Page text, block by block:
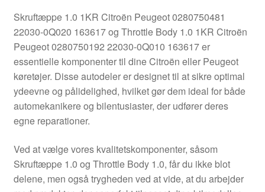
Klageprocedure
Kontakte
Kurv
Min Konto
Skruftæppe 1.0 1KR Citroën Peugeot 0280750481
22030-0Q020 163617 og Throttle Body 1.0 1KR Citroën
Peugeot 0280750192 22030-0Q010 163617 er
essentielle komponenter til dine Citroën eller Peugeot
køretøjer. Disse autodeler er designet til at sikre optimal
ydeevne og pålidelighed, hvilket gør dem ideal for både
automekanikere og bilentusiaster, der udfører deres
egne reparationer.
Ved at vælge vores kvalitetskomponenter, såsom
Skruftæppe 1.0 og Throttle Body 1.0, får du ikke blot
delene, men også trygheden ved at vide, at du arbejder